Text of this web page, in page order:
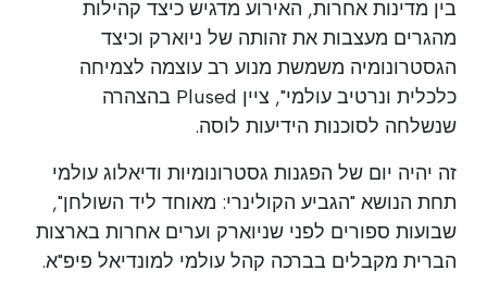
בין מדינות אחרות, האירוע מדגיש כיצד קהילות
מהגרים מעצבות את זהותה של ניוארק וכיצד
הגסטרונומיה משמשת מנוע רב עוצמה לצמיחה
כלכלית ונרטיב עולמי", ציין Plused בהצהרה
שנשלחה לסוכנות הידיעות לוסה.
זה יהיה יום של הפגנות גסטרונומיות ודיאלוג עולמי
תחת הנושא "הגביע הקולינרי: מאוחד ליד השולחן",
שבועות ספורים לפני שניוארק וערים אחרות בארצות
הברית מקבלים בברכה קהל עולמי למונדיאל פיפ"א.